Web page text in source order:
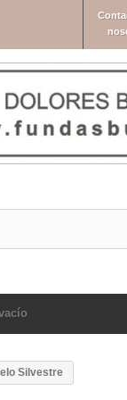
Silvestre